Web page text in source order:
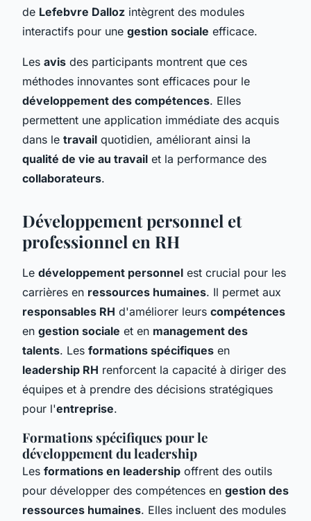
de Lefebvre Dalloz intègrent des modules
interactifs pour une gestion sociale efficace.
Les avis des participants montrent que ces
méthodes innovantes sont efficaces pour le
développement des compétences. Elles
permettent une application immédiate des acquis
dans le travail quotidien, améliorant ainsi la
qualité de vie au travail et la performance des
collaborateurs.
Développement personnel et
professionnel en RH
Le développement personnel est crucial pour les
carrières en ressources humaines. Il permet aux
responsables RH d'améliorer leurs compétences
en gestion sociale et en management des
talents. Les formations spécifiques en
leadership RH renforcent la capacité à diriger des
équipes et à prendre des décisions stratégiques
pour l'entreprise.
Formations spécifiques pour le
développement du leadership
Les formations en leadership offrent des outils
pour développer des compétences en gestion des
ressources humaines. Elles incluent des modules